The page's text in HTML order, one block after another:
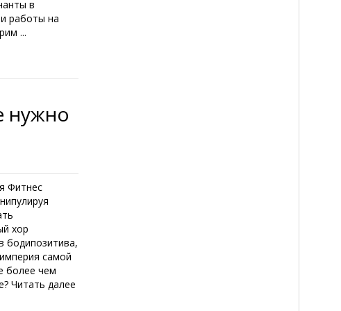
в
работы на
...
нужно
Фитнес
хор
бодипозитива,
самой
более чем
Читать далее